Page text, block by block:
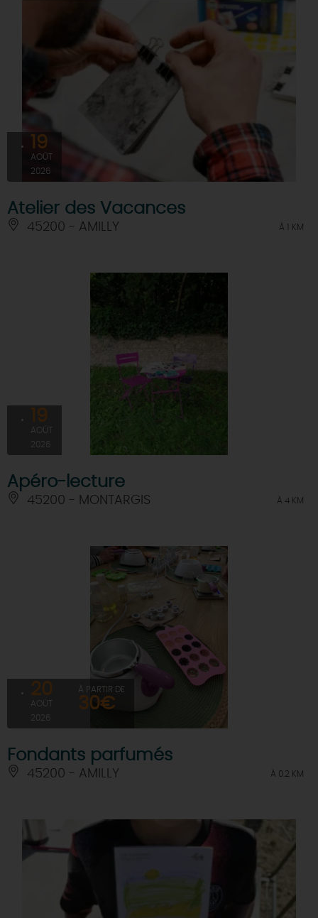
19
AOÛT
2026
Atelier des Vacances
45200 - AMILLY À 1 KM
19
AOÛT
2026
Apéro-lecture
45200 - MONTARGIS À 4 KM
20
AOÛT
2026
À PARTIR DE
30€
Fondants parfumés
45200 - AMILLY À 0.2 KM